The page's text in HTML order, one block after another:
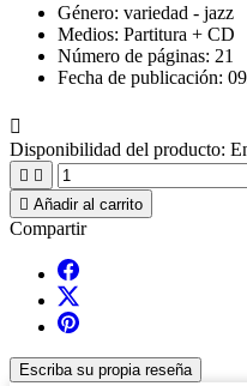
Género: variedad - jazz
Medios: Partitura + CD
Número de páginas: 21
Fecha de publicación:

Disponibilidad del producto:
 
 Añadir al carrito
Compartir
Escriba su propia reseña